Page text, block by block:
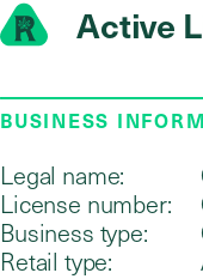
Active
BUSINESS
Legal name:
License number:
Business type:
Retail type: